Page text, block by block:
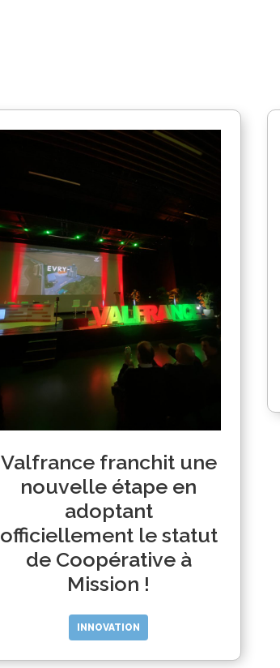
Valfrance franchit une
nouvelle étape en
adoptant
officiellement le statut
de Coopérative à
Mission !
INNOVATION